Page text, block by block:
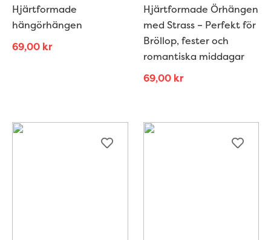
Hjärtformade
hängörhängen
69,00 kr
Hjärtformade Örhängen
med Strass – Perfekt för
Bröllop, fester och
romantiska middagar
69,00 kr